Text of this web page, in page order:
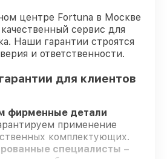
центре Fortuna в Москве
сервис для
Наши гарантии строятся
и ответственности.
для клиентов
фирменные детали
применение
комплектующих.
специалисты –